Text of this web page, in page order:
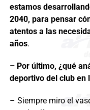
estamos
2040, para pensar
atentos a las
años.
– Por último, ¿qué
deportivo del club en
– Siempre miro el